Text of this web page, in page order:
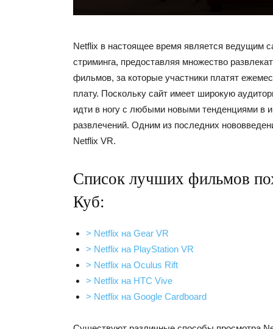
Netflix в настоящее время является ведущим
стриминга, предоставляя множество
фильмов, за которые участники платят
плату. Поскольку сайт имеет широкую
идти в ногу с любыми новыми тенденциями в
развлечений. Одним из последних
Netflix VR.
Список лучших фильмов
Куб:
> Netflix на Gear VR
> Netflix на PlayStation VR
> Netflix на Oculus Rift
> Netflix на HTC Vive
> Netflix на Google Cardboard